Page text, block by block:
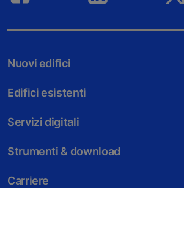
Nuovi edifici
Edifici esistenti
Servizi digitali
Strumenti & download
Carriere